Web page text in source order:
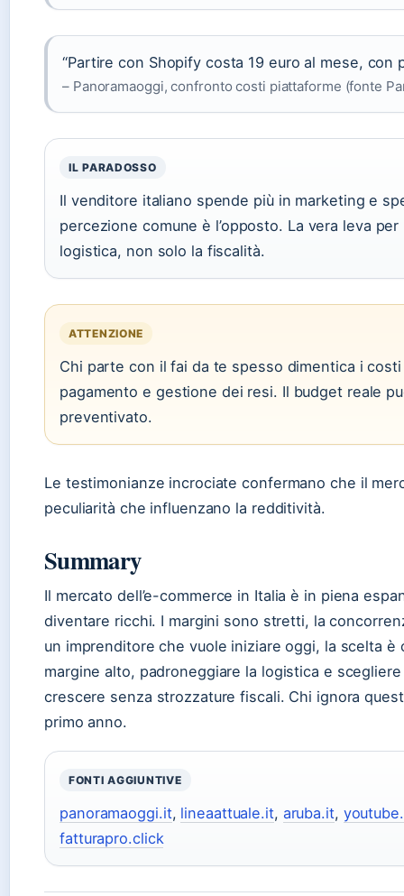
“Partire con Shopify costa 19 euro al mese, con
– Panoramaoggi, confronto costi piattaforme (fonte
IL PARADOSSO
Il venditore italiano spende più in marketing e
percezione comune è l’opposto. La vera leva
logistica, non solo la fiscalità.
ATTENZIONE
Chi parte con il fai da te spesso dimentica i
pagamento e gestione dei resi. Il budget reale
preventivato.
Le testimonianze incrociate confermano che il
peculiarità che influenzano la redditività.
Summary
Il mercato dell’e-commerce in Italia è in piena
diventare ricchi. I margini sono stretti, la
un imprenditore che vuole iniziare oggi, la scelta è
margine alto, padroneggiare la logistica e
crescere senza strozzature fiscali. Chi ignora
primo anno.
FONTI AGGIUNTIVE
panoramaoggi.it, lineaattuale.it, aruba.it,
fatturapro.click